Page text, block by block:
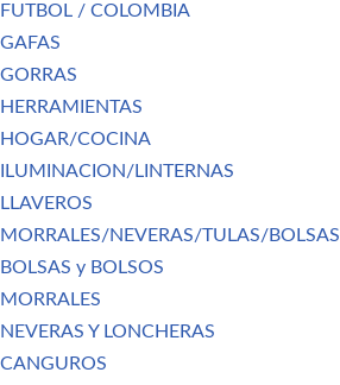
FUTBOL / COLOMBIA
GAFAS
GORRAS
HERRAMIENTAS
HOGAR/COCINA
ILUMINACION/LINTERNAS
LLAVEROS
MORRALES/NEVERAS/TULAS/BOLSAS
BOLSAS y BOLSOS
MORRALES
NEVERAS Y LONCHERAS
CANGUROS